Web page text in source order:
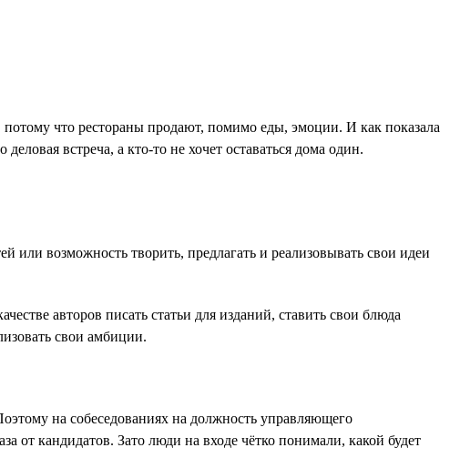
что рестораны продают, помимо еды, эмоции. И как показала
встреча, а кто-то не хочет оставаться дома один.
возможность творить, предлагать и реализовывать свои идеи
авторов писать статьи для изданий, ставить свои блюда
свои амбиции.
на собеседованиях на должность управляющего
от кандидатов. Зато люди на входе чётко понимали, какой будет